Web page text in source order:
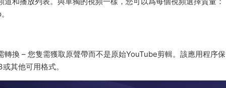
換 – 您隻需獲取原聲帶而不是原始YouTube剪輯。該應用程序
其他可用格式。